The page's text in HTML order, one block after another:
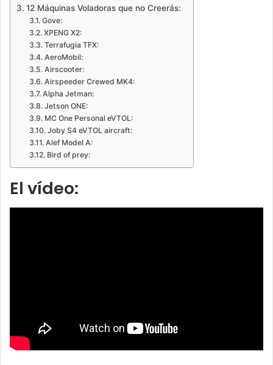
12 Máquinas Voladoras que no Creerás:
Gove:
XPENG X2:
Terrafugia TFX:
AeroMobil:
Airscooter:
Airspeeder Crewed MK4:
Alpha Jetman:
Jetson ONE:
MC One Personal eVTOL:
Joby S4 eVTOL aircraft:
Alef Model A:
Bird of prey:
El vídeo: